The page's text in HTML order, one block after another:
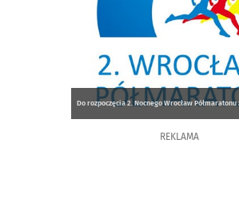
Do rozpoczęcia 2. Nocnego Wrocław
REKLAMA